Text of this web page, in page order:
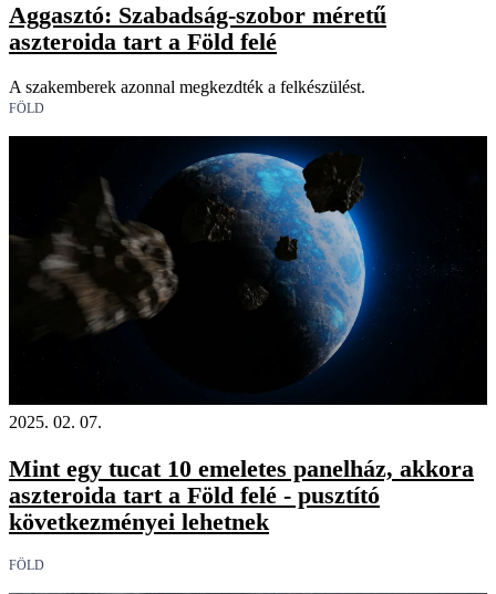
Aggasztó: Szabadság-szobor méretű
aszteroida tart a Föld felé
A szakemberek azonnal megkezdték a felkészülést.
FÖLD
2025. 02. 07.
Mint egy tucat 10 emeletes panelház, akkora
aszteroida tart a Föld felé - pusztító
következményei lehetnek
FÖLD